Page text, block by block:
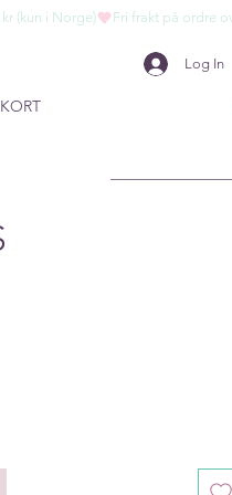
Log In